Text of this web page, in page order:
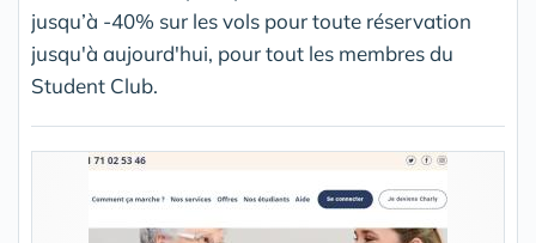
jusqu’à -40% sur les vols pour toute réservation
jusqu'à aujourd'hui, pour tout les membres du
Student Club.